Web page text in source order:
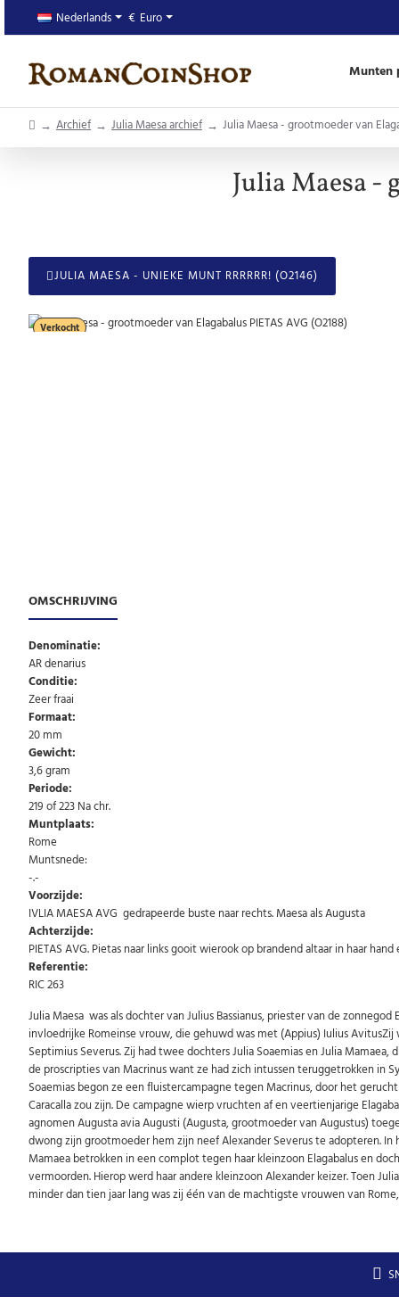
Nederlands € Euro
Munten
homeArchief Julia Maesa archief Julia Maesa - grootmoeder van
Julia Maesa -
JULIA MAESA - UNIEKE MUNT RRRRRR! (O2146)
Verkocht
OMSCHRIJVING
Denominatie:
AR denarius
Conditie:
Zeer fraai
Formaat:
20 mm
Gewicht:
3,6 gram
Periode:
219 of 223 Na chr.
Muntplaats:
Rome
Muntsnede:
-.-
Voorzijde:
IVLIA MAESA AVG gedrapeerde buste naar rechts. Maesa als Augusta
Achterzijde:
PIETAS AVG. Pietas naar links gooit wierook op brandend altaar in haar
Referentie:
RIC 263
Julia Maesa was als dochter van Julius Bassianus, priester van de
invloedrijke Romeinse vrouw, die gehuwd was met (Appius) Iulius AvitusZij
Septimius Severus. Zij had twee dochters Julia Soaemias en Julia
de proscripties van Macrinus want ze had zich intussen teruggetrokken in
Soaemias begon ze een fluistercampagne tegen Macrinus, door het
Caracalla zou zijn. De campagne wierp vruchten af en veertienjarige
agnomen Augusta avia Augusti (Augusta, grootmoeder van Augustus)
dwong zijn grootmoeder hem zijn neef Alexander Severus te adopteren. In
Mamaea betrokken in een complot tegen haar kleinzoon Elagabalus en
vermoorden. Hierop werd haar andere kleinzoon Alexander keizer. Toen
minder dan tien jaar lang was zij één van de machtigste vrouwen van